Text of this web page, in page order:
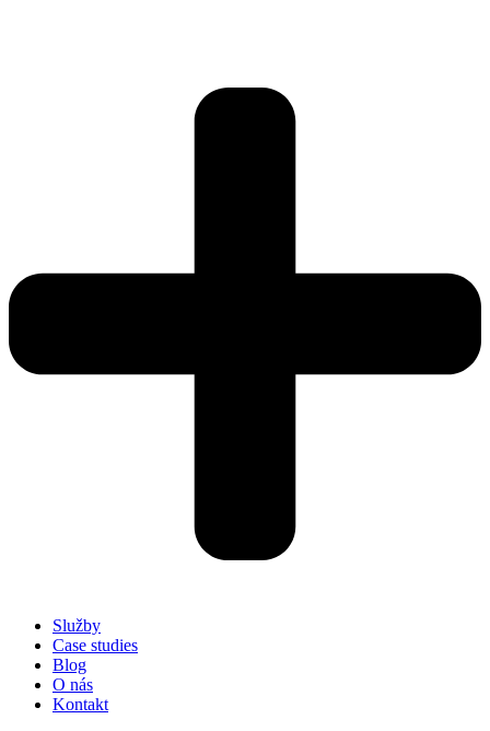
Služby
Case studies
Blog
O nás
Kontakt